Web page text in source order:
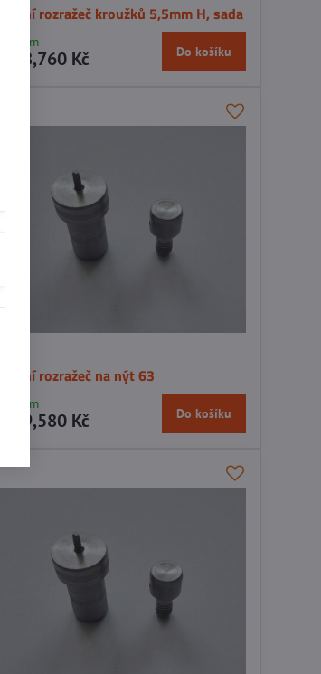
Strojní rozražeč kroužků 5,5mm H, sada
Skladem
1398,760 Kč Do košíku
Strojní rozražeč na nýt 63
Skladem
1449,580 Kč Do košíku